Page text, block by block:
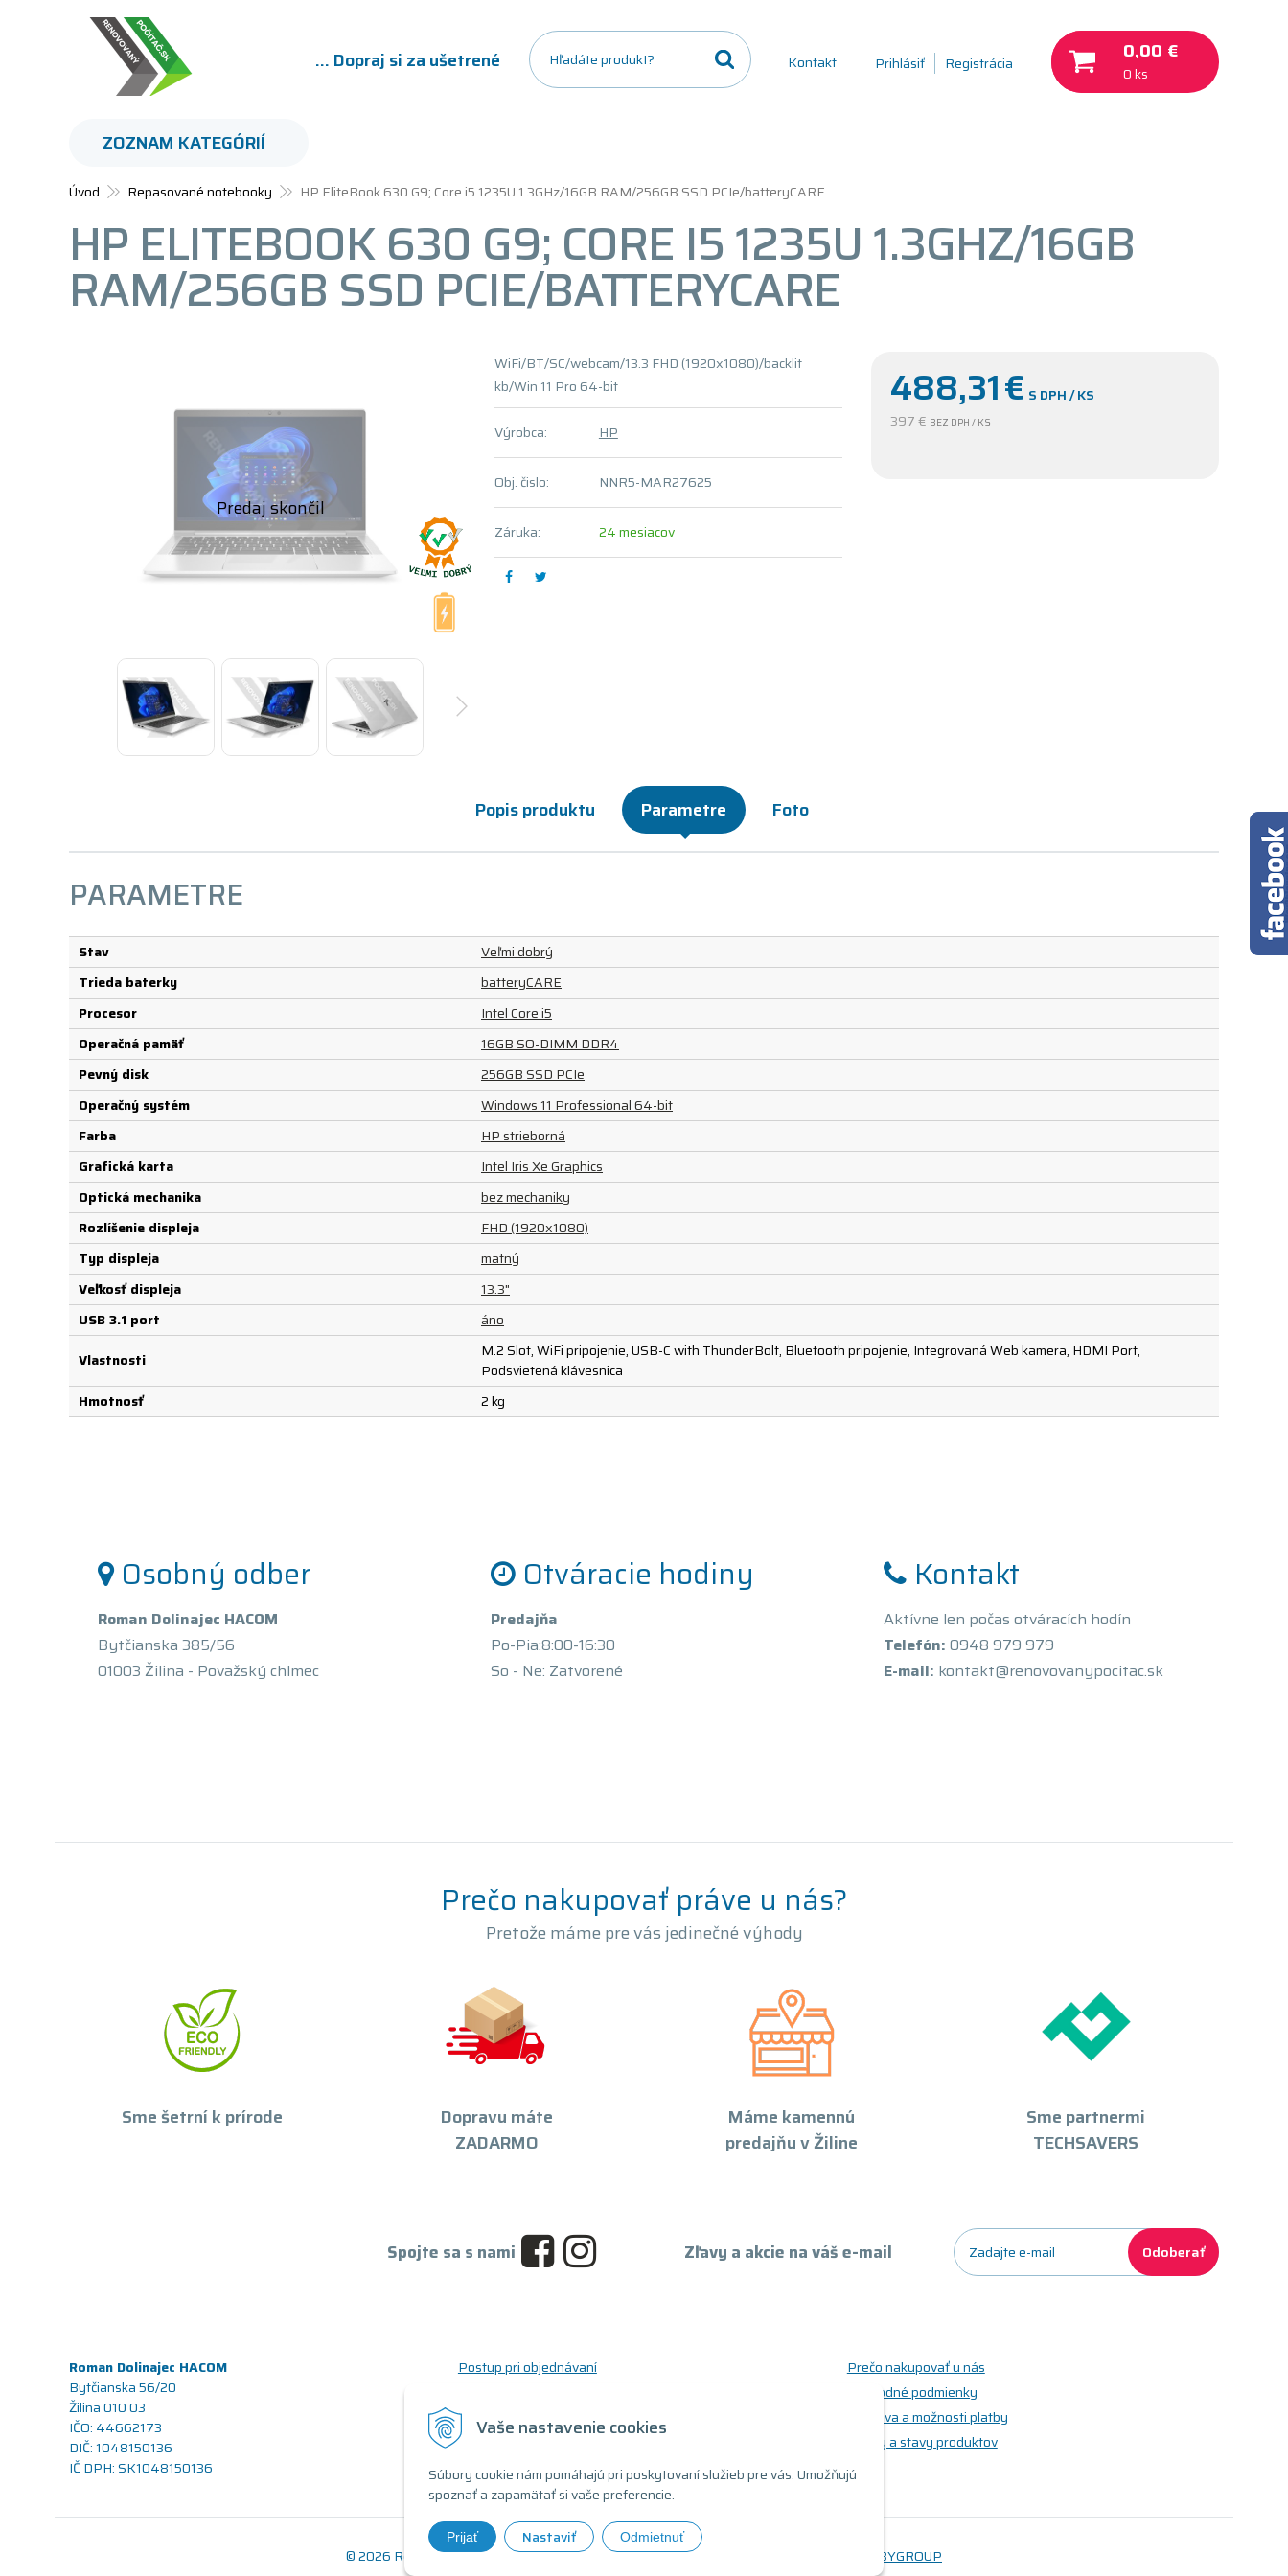
Vaše nastavenie cookies
Súbory cookie nám pomáhajú pri poskytovaní služieb pre vás. Umožňujú
spoznať a zapamätať si vaše preferencie.
Prijať Nastaviť Odmietnuť
... Dopraj si za ušetrené Prihlásiť Registrácia 0,00 €
0 ks
Kontakt
Úvod Repasované notebooky HP EliteBook 630 G9; Core i5 1235U 1.3GHz/16GB RAM/256GB SSD PCIe/batteryCARE
HP ELITEBOOK 630 G9; CORE I5 1235U 1.3GHZ/16GB
RAM/256GB SSD PCIE/BATTERYCARE
488,31€ S DPH / KS
397 € BEZ DPH / KS
WiFi/BT/SC/webcam/13.3 FHD (1920x1080)/backlit
kb/Win 11 Pro 64-bit
Výrobca: HP
Obj. čislo: NNR5-MAR27625
Záruka: 24 mesiacov
Popis produktu Parametre Foto
PARAMETRE
Stav
Veľmi dobrý
Trieda baterky
batteryCARE
Procesor
Intel Core i5
Operačná pamäť
16GB SO-DIMM DDR4
Pevný disk
256GB SSD PCIe
Operačný systém
Windows 11 Professional 64-bit
Farba
HP strieborná
Grafická karta
Intel Iris Xe Graphics
Optická mechanika
bez mechaniky
Rozlíšenie displeja
FHD (1920x1080)
Typ displeja
matný
Veľkosť displeja
13.3"
USB 3.1 port
áno
Vlastnosti
M.2 Slot, WiFi pripojenie, USB-C with ThunderBolt, Bluetooth pripojenie, Integrovaná Web kamera, HDMI Port,
Podsvietená klávesnica
Hmotnosť
2 kg
ZOZNAM KATEGÓRIÍ
Osobný odber
Roman Dolinajec HACOM
Bytčianska 385/56
01003 Žilina - Považský chlmec
Otváracie hodiny
Predajňa
Po-Pia:8:00-16:30
So - Ne: Zatvorené
Kontakt
Aktívne len počas otváracích hodín
Telefón: 0948 979 979
E-mail: kontakt@renovovanypocitac.sk
Prečo nakupovať práve u nás?
Pretože máme pre vás jedinečné výhody
Sme šetrní k prírode
Dopravu máte
ZADARMO
Máme kamennú
predajňu v Žiline
Sme partnermi
TECHSAVERS
Spojte sa s nami Zľavy a akcie na váš e-mail Odoberať
Roman Dolinajec HACOM
Bytčianska 56/20
Žilina 010 03
IČO: 44662173
DIČ: 1048150136
IČ DPH: SK1048150136
Postup pri objednávaní
Reklamačný formulár
Odstúpenie od zmluvy (formulár)
Prečo nakupovať u nás
Obchodné podmienky
Doprava a možnosti platby
Triedy a stavy produktov
© 2026 Renovovaný počítač •tvorba eshopu cez UNIobchod WEBYGROUP